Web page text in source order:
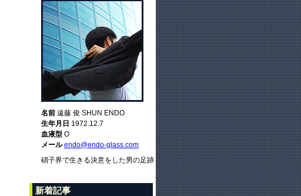
名前 遠藤 俊 SHUN ENDO
生年月日 1972.12.7
血液型 O
メール endo@endo-glass.com
硝子界で生きる決意をした男の足跡
新着記事